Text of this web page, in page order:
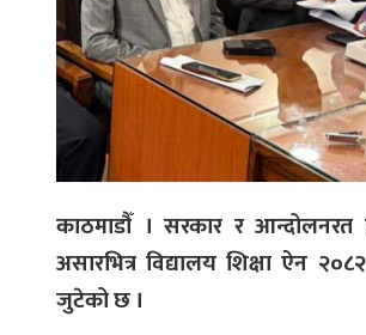
काठमाडौँ । सरकार र
असारभित्र विद्यालय शिक्षा ऐन
जुटेको छ ।